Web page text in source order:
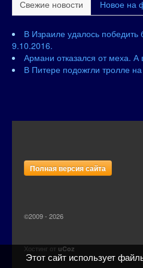
Свежие новости Новое на
В Израиле удалось победить
9.10.2016.
Армани отказался от меха. А
В Питере подожгли тролле
Полная версия сайта
©2009 - 2026
Хостинг от uCoz
Этот сайт использует